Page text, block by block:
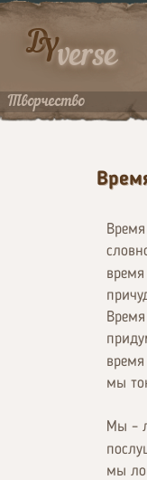
DYverse
Творчество
Время
время
Время
время
мы
Мы –
мы